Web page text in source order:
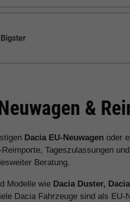
&
Dacia EU-Neuwagen oder
Tageszulassungen
Beratung.
Modelle wie Dacia Duster,
Dacia Fahrzeuge sind als